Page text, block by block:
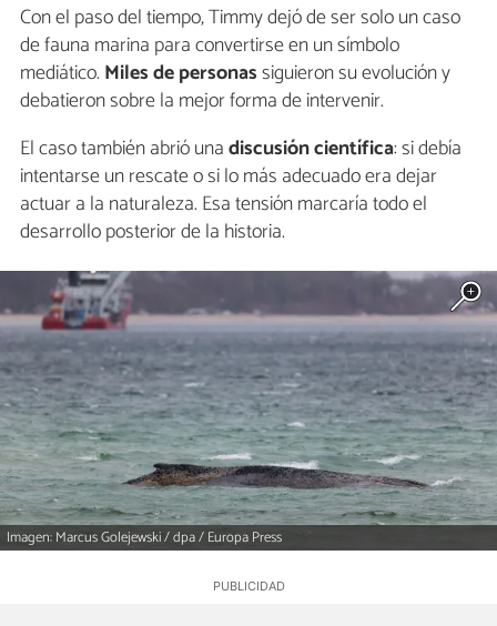
Con el paso del tiempo, Timmy dejó de ser solo un caso
de fauna marina para convertirse en un símbolo
mediático. Miles de personassiguieron su evolución y
debatieron sobre la mejor forma de intervenir.
El caso también abrió unadiscusión científica: si debía
intentarse un rescate o si lo más adecuado era dejar
actuar a la naturaleza. Esa tensión marcaría todo el
desarrollo posterior de la historia.
Imagen: Marcus Golejewski / dpa / Europa Press